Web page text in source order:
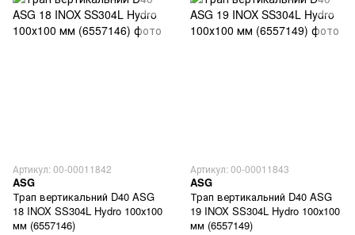
Артикул: 00-00011842
ASG
Трап вертикальний D40 ASG
18 INOX SS304L Hydro 100х100
мм (6557146)
Артикул: 00-00011843
ASG
Трап вертикальний D40 ASG
19 INOX SS304L Hydro 100х100
мм (6557149)